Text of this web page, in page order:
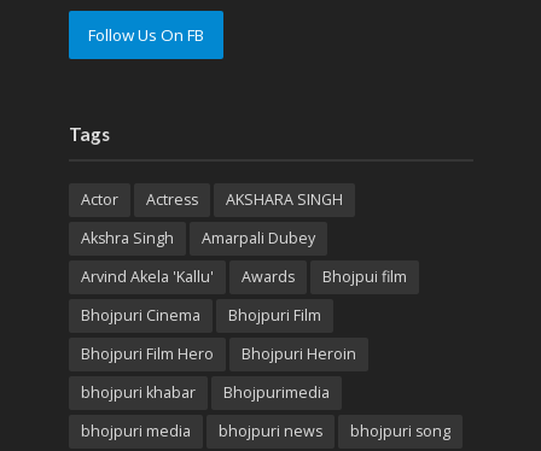
Follow Us On FB
Tags
Actor Actress
AKSHARA SINGH
Akshra Singh
Amarpali Dubey
Arvind Akela 'Kallu'
Awards
Bhojpui film
Bhojpuri Cinema
Bhojpuri Film
Bhojpuri Film Hero
Bhojpuri Heroin
bhojpuri khabar
Bhojpurimedia
bhojpuri media
bhojpuri news
bhojpuri song